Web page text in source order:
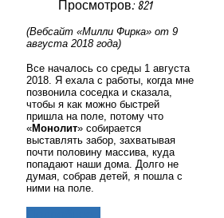
Просмотров: 821
(Вебсайт «Милли Фирка» от 9
августа 2018 года)
Все началось со среды 1 августа
2018. Я ехала с работы, когда мне
позвонила соседка и сказала,
чтобы я как можно быстрей
пришла на поле, потому что
«Монолит» собирается
выставлять забор, захватывая
почти половину массива, куда
попадают наши дома. Долго не
думая, собрав детей, я пошла с
ними на поле.